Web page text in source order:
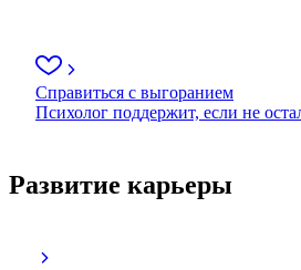
Справиться с выгоранием
Психолог поддержит, если не
Развитие карьеры